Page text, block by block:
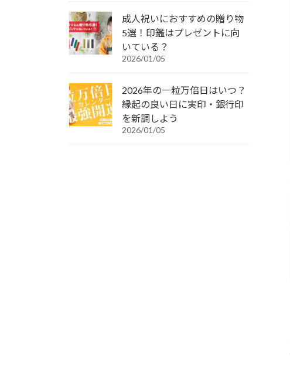
成人祝いにおすすめの贈り物
5選！印鑑はプレゼントに向
いている？
2026/01/05
2026年の一粒万倍日はいつ？
縁起の良い日に実印・銀行印
を新調しよう
2026/01/05